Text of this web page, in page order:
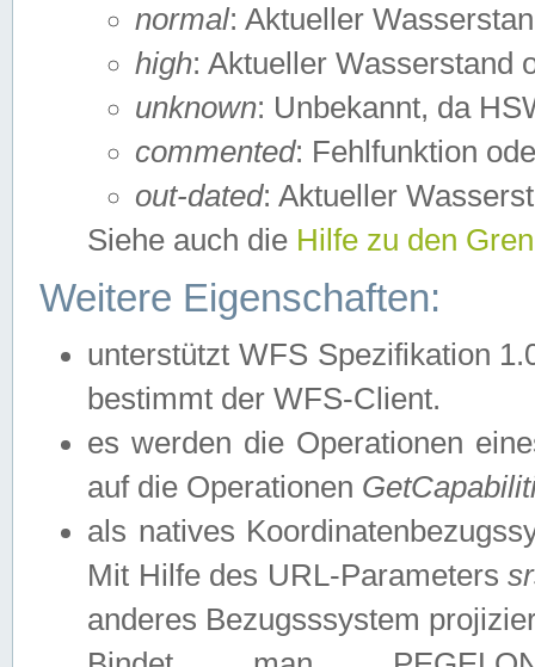
normal: Aktueller
high: Aktueller Wasserstand
unknown: Unbekannt, da
commented: Fehlfunktion
out-dated: Aktueller
Siehe auch die Hilfe zu den
Weitere Eigenschaften:
unterstützt WFS Spezifikation
bestimmt der WFS-Client.
es werden die Operationen
auf die Operationen
als natives
Mit Hilfe des URL-Parameters
anderes Bezugsssystem